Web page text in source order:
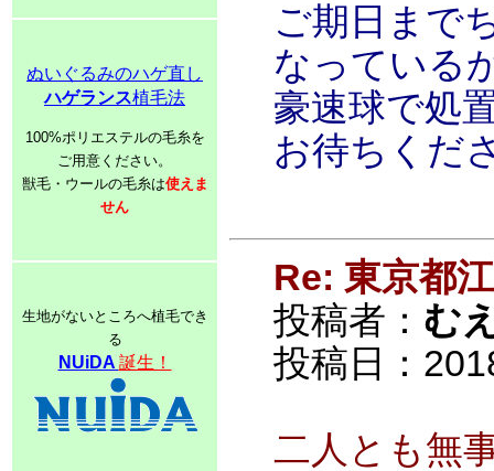
ぬいぐるみのハゲ直し
ハゲランス植毛法
100%ポリエステルの毛糸を
ご用意ください。
獣毛・ウールの毛糸は使えま
せん
生地がないところへ植毛でき
る
NUiDA 誕生！
ご期日まで
なっている
豪速球で処
お待ちくだ
Re: 東京都
投稿者： む
投稿日：
二人とも無